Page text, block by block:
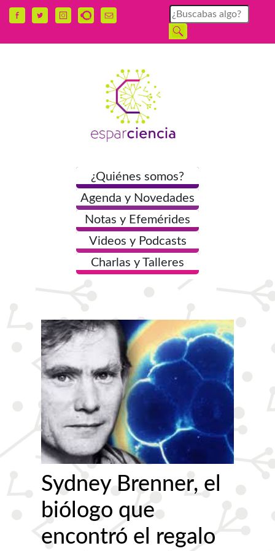
¿Quiénes somos?
Agenda y Novedades
Notas y Efemérides
Videos y Podcasts
Charlas y Talleres
Sydney Brenner, el
biólogo que
encontró el regalo